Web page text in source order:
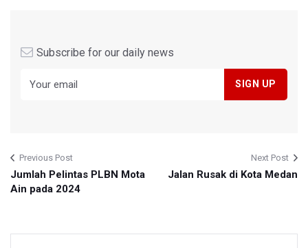
Subscribe for our daily news
Previous Post
Jumlah Pelintas PLBN Mota
Ain pada 2024
Next Post
Jalan Rusak di Kota Medan